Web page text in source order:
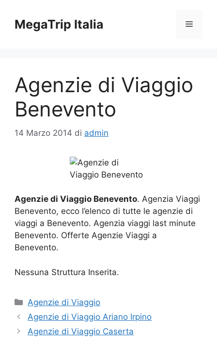
contenuto
MegaTrip Italia Menu
Agenzie di Viaggio
Benevento
14 Marzo 2014 di admin
Agenzie di Viaggio Benevento. Agenzia Viaggi
Benevento, ecco l’elenco di tutte le agenzie di
viaggi a Benevento. Agenzia viaggi last minute
Benevento. Offerte Agenzie Viaggi a
Benevento.
Nessuna Struttura Inserita.
Categorie
Agenzie di Viaggio
Agenzie di Viaggio Ariano Irpino
Agenzie di Viaggio Caserta